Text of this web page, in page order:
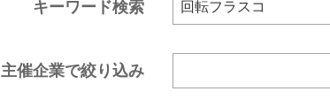
キーワード検索
主催企業で絞り込み